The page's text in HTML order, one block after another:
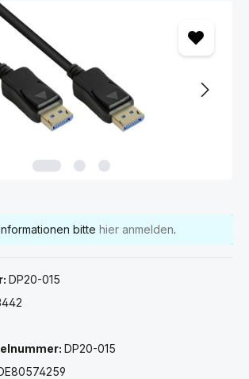
bitte hier anmelden.
DP20-015
DP20-015